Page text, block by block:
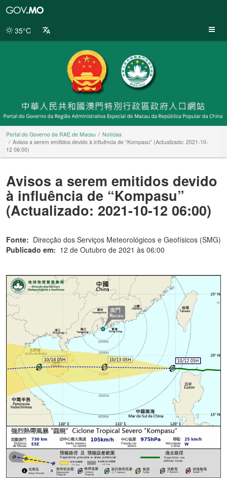
da
35°C
Portal do Governo da RAE de Macau
Notícias
Avisos a serem emitidos devido à influência de “Kompasu” (Actualizado: 2021-10-
12 06:00)
Avisos a serem emitidos devido
à influência de “Kompasu”
(Actualizado: 2021-10-12 06:00)
Fonte: Direcção dos Serviços Meteorológicos e Geofísicos (SMG)
Publicado em: 12 de Outubro de 2021 às 06:00